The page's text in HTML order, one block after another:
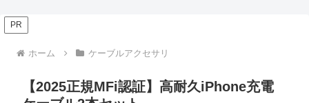
PR
ホーム ケーブルアクセサリ
【2025正規MFi認証】高耐久iPhone充電